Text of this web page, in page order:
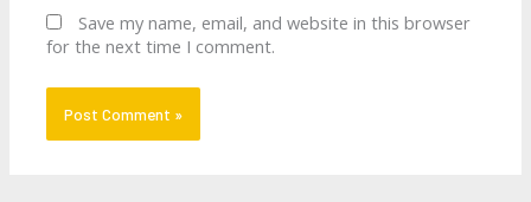
Save my name, email, and website in this browser
for the next time I comment.